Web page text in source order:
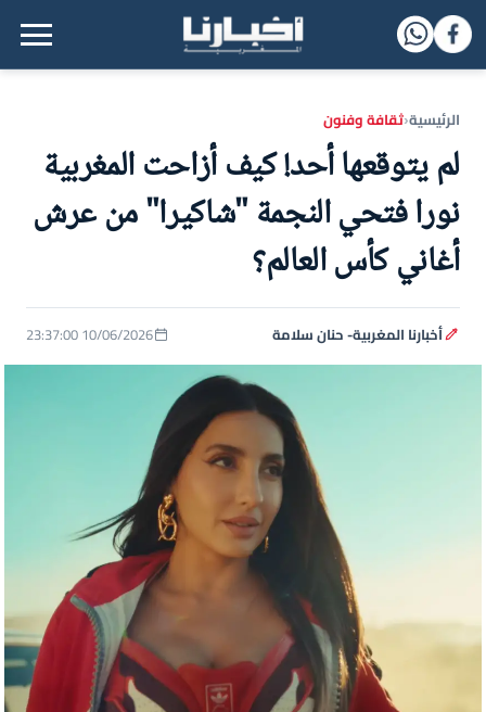
القائمة الرئيسية
الرئيسية‹ثقافة وفنون
لم يتوقعها أحد! كيف أزاحت المغربية
نورا فتحي النجمة "شاكيرا" من عرش
أغاني كأس العالم؟
أخبارنا المغربية- حنان سلامة 10/06/2026 23:37:00